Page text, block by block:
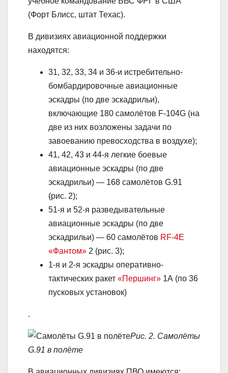
(Форт Блисс, штат Техас).
В дивизиях авиационной поддержки
находятся:
31, 32, 33, 34 и 36-и истребительно-
бомбардировочные авиационные
эскадры (по две эскадрильи),
включающие 180 самолётов F-104G (на
две из них возложены задачи по
завоеванию превосходства в воздухе);
41, 42, 43 и 44-я легкие боевые
авиационные эскадры (по две
эскадрильи) — 168 самолётов G.91
(рис. 2);
51-я и 52-я разведывательные
авиационные эскадры (по две
эскадрильи) — 60 самолётов RF-4E
«Фантом» 2 (рис. 3);
1-я и 2-я эскадры оперативно-
тактических ракет «Першинг» 1А (по 36
пусковых установок)
.
Рис. 2. Самолёты
G.91 в полёте